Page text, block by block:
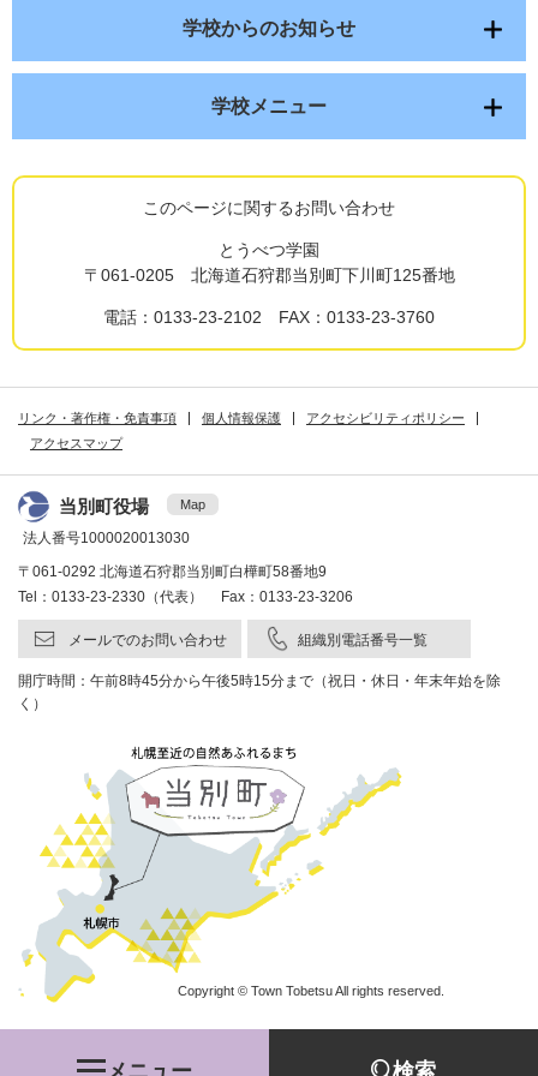
メニュー 検索
学校からのお知らせ
学校メニュー
このページに関するお問い合わせ
とうべつ学園
〒061-0205 北海道石狩郡当別町下川町125番地
電話：0133-23-2102 FAX：0133-23-3760
リンク・著作権・免責事項 個人情報保護
アクセシビリティポリシー
アクセスマップ
当別町役場 Map
法人番号1000020013030
〒061-0292 北海道石狩郡当別町白樺町58番地9
Tel：0133-23-2330（代表） Fax：0133-23-3206
メールでのお問い合わせ 組織別電話番号一覧
開庁時間：午前8時45分から午後5時15分まで（祝日・休日・年末年始を除
く）
Copyright © Town Tobetsu All rights reserved.